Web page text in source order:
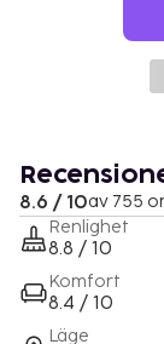
8.6 / 10av 755
Renlighet
8.8 / 10
Komfort
8.4 / 10
Läge